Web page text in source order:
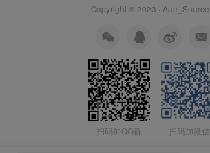
Copyright © 2023 · Aae_Source
扫码加QQ群 扫码加微信